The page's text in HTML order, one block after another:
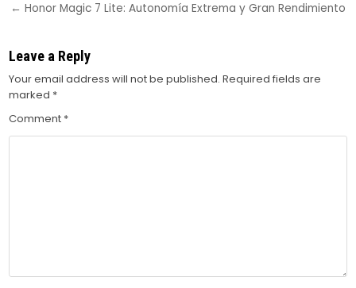
← Honor Magic 7 Lite: Autonomía Extrema y Gran Rendimiento
Leave a Reply
Your email address will not be published. Required fields are
marked *
Comment *